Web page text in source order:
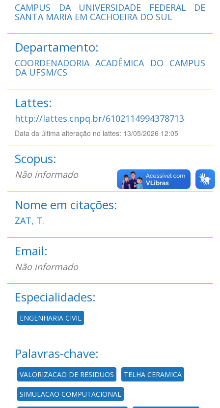
CAMPUS DA UNIVERSIDADE FEDERAL DE
SANTA MARIA EM CACHOEIRA DO SUL
Departamento:
COORDENADORIA ACADÊMICA DO CAMPUS
DA UFSM/CS
Lattes:
http://lattes.cnpq.br/6102114994378713
Data da última alteração no lattes: 13/05/2026 12:05
Scopus:
Não informado
Nome em citações:
ZAT, T.
Email:
Não informado
Especialidades:
ENGENHARIA CIVIL
Palavras-chave:
VALORIZACAO DE RESIDUOS TELHA CERAMICA
SIMULACAO COMPUTACIONAL